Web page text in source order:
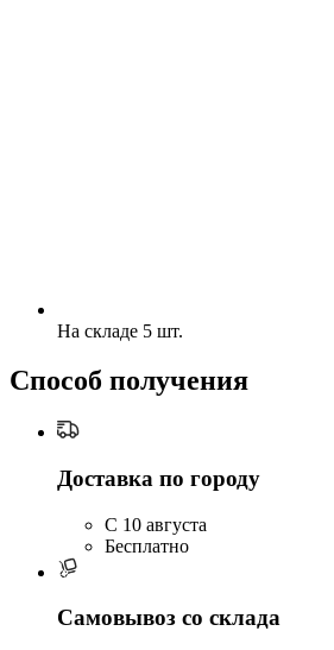
На складе 5 шт.
Способ получения
Доставка по городу
C 10 августа
Бесплатно
Самовывоз со склада